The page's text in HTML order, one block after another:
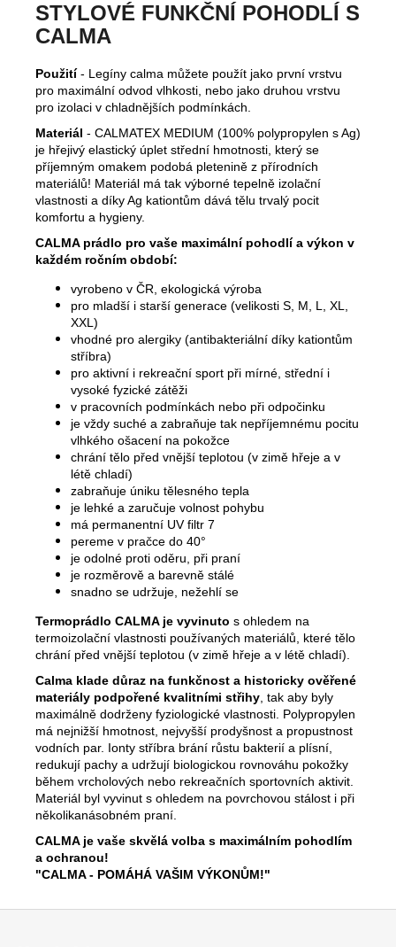
STYLOVÉ FUNKČNÍ POHODLÍ S
CALMA
Použití- Legíny calma můžete použít jako první vrstvu
pro maximální odvod vlhkosti, nebo jako druhou vrstvu
pro izolaci v chladnějších podmínkách.
Materiál - CALMATEX MEDIUM (100% polypropylen s Ag)
je hřejivý elastický úplet střední hmotnosti, který se
příjemným omakem podobá pletenině z přírodních
materiálů! Materiál má tak výborné tepelně izolační
vlastnosti a díky Ag kationtům dává tělu trvalý pocit
komfortu a hygieny.
CALMA prádlo pro vaše maximální pohodlí a výkon v
každém ročním období:
vyrobeno v ČR, ekologická výroba
pro mladší i starší generace (velikosti S, M, L, XL,
XXL)
vhodné pro alergiky (antibakteriální díky kationtům
stříbra)
pro aktivní i rekreační sport při mírné, střední i
vysoké fyzické zátěži
v pracovních podmínkách nebo při odpočinku
je vždy suché a zabraňuje tak nepříjemnému pocitu
vlhkého ošacení na pokožce
chrání tělo před vnější teplotou (v zimě hřeje a v
létě chladí)
zabraňuje úniku tělesného tepla
je lehké a zaručuje volnost pohybu
má permanentní UV filtr 7
pereme v pračce do 40°
je odolné proti oděru, při praní
je rozměrově a barevně stálé
snadno se udržuje, nežehlí se
Termoprádlo CALMA je vyvinuto s ohledem na
termoizolační vlastnosti používaných materiálů, které tělo
chrání před vnější teplotou (v zimě hřeje a v létě chladí).
Calma klade důraz na funkčnost a historicky ověřené
materiály podpořené kvalitními střihy, tak aby byly
maximálně dodrženy fyziologické vlastnosti. Polypropylen
má nejnižší hmotnost, nejvyšší prodyšnost a propustnost
vodních par. Ionty stříbra brání růstu bakterií a plísní,
redukují pachy a udržují biologickou rovnováhu pokožky
během vrcholových nebo rekreačních sportovních aktivit.
Materiál byl vyvinut s ohledem na povrchovou stálost i při
několikanásobném praní.
CALMA je vaše skvělá volba s maximálním pohodlím
a ochranou!
"CALMA - POMÁHÁ VAŠIM VÝKONŮM!"